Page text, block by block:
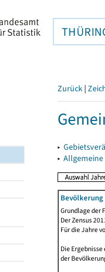
Zurück |
▸
▸
Grundlage der
Der Zensus
Für die Jahre
Die
der